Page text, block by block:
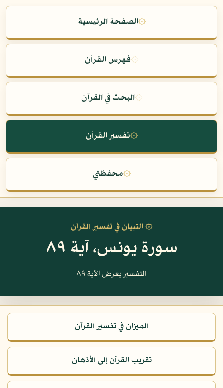
۞الصفحة الرئيسية
۞فهرس القرآن
۞البحث في القرآن
۞تفسير القرآن
۞محفظتي
۞ التبيان في تفسير القرآن
سورة يونس، آية ٨٩
التفسير يعرض الآية ٨٩
الميزان في تفسير القرآن
تقريب القرآن إلى الأذهان